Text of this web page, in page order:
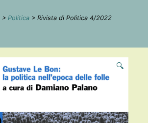
> Politica > Rivista di Politica 4/2022
🔍